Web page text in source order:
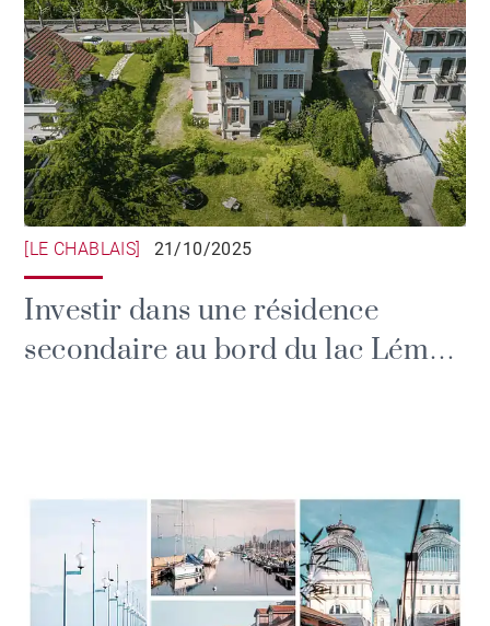
[LE CHABLAIS] 21/10/2025
Investir dans une résidence
secondaire au bord du lac Léman